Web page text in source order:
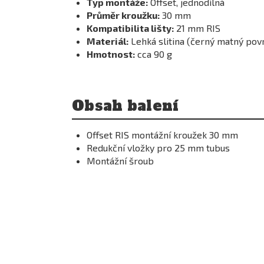
Průměr kroužku: 30 mm
Kompatibilita lišty: 21 mm RIS
Materiál: Lehká slitina (černý matný
Hmotnost: cca 90 g
Obsah balení
Offset RIS montážní kroužek 30 mm
Redukční vložky pro 25 mm tubus
Montážní šroub